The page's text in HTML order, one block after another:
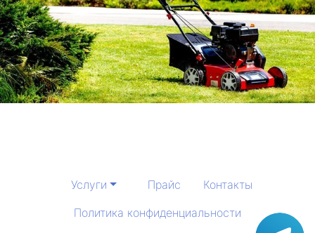
Услуги Прайс
Контакты
Политика конфиденциальности